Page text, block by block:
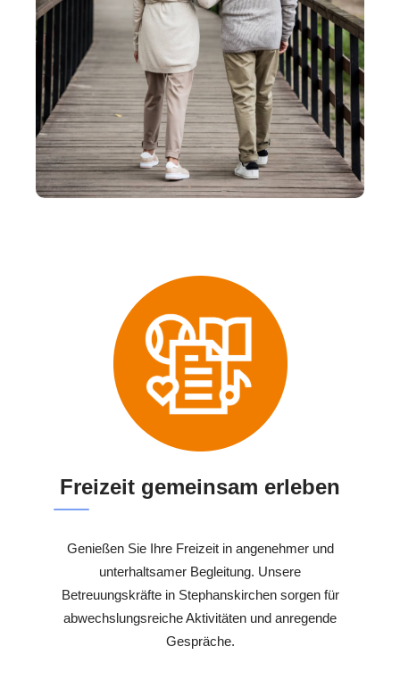
Freizeit gemeinsam erleben
Genießen Sie Ihre Freizeit in angenehmer und
unterhaltsamer Begleitung. Unsere
Betreuungskräfte in Stephanskirchen sorgen für
abwechslungsreiche Aktivitäten und anregende
Gespräche.